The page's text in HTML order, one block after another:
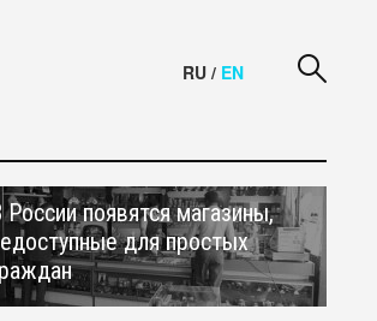
RU / EN
России появятся магазины,
для простых